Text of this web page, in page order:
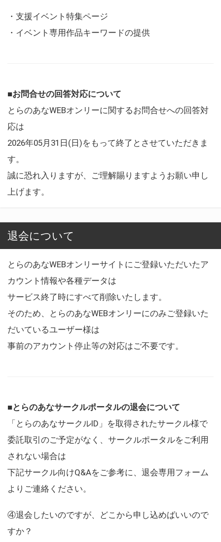
・支援イベント特集ページ
・イベント専用作品キーワードの提供
■お問合せの回答対応について
とらのあなWEBオンリーに関するお問合せへの回答対
応は
2026年05月31日(日)をもって終了とさせていただきま
す。
誠に恐れ入りますが、ご理解賜りますようお願い申し
上げます。
退会について
とらのあなWEBオンリーサイトにご登録いただいたア
カウント情報や各種データは
サービス終了時にすべて削除いたします。
そのため、とらのあなWEBオンリーにのみご登録いた
だいているユーザー様は
事前のアカウント停止等の対応はご不要です。
■とらのあなサークルポータルの退会について
「とらのあなサークルID」を取得されたサークル様で
委託取引のご予定がなく、サークルポータルをご利用
されない場合は
下記サークル向けQ&Aをご参考に、退会専用フォーム
よりご連絡ください。
④退会したいのですが、どこから申し込めばいいので
すか？